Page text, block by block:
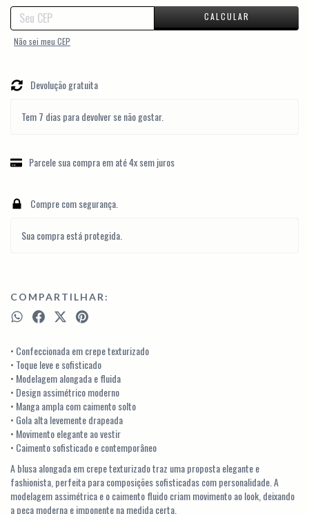
CALCULAR
Não sei meu CEP
Devolução gratuita
Tem 7 dias para devolver se não gostar.
Parcele sua compra em até 4x sem juros
Compre com segurança.
Sua compra está protegida.
COMPARTILHAR:
• Confeccionada em crepe texturizado
• Toque leve e sofisticado
• Modelagem alongada e fluida
• Design assimétrico moderno
• Manga ampla com caimento solto
• Gola alta levemente drapeada
• Movimento elegante ao vestir
• Caimento sofisticado e contemporâneo
A blusa alongada em crepe texturizado traz uma proposta elegante e
fashionista, perfeita para composições sofisticadas com personalidade. A
modelagem assimétrica e o caimento fluido criam movimento ao look, deixando
a peça moderna e imponente na medida certa.